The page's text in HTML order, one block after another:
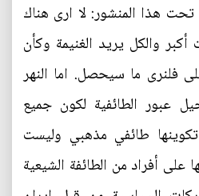
تحت هذا المنشور: لا ارى هناك
والكل يريد الغنيمة وكأن
فلنرى ما سيحصل. اما النهر
عبور الطائفية لكون جميع
طائفي مذهبي وليست
أفراد من الطائفة الشيعية